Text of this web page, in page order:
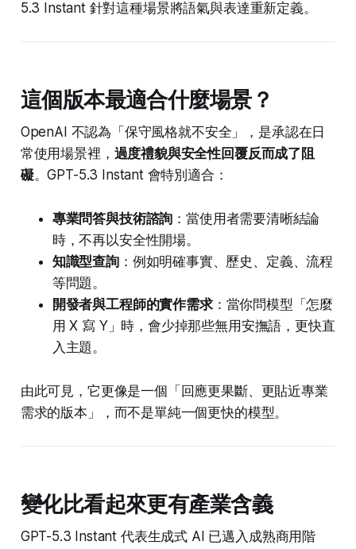
5.3 Instant 針對這種場景將語氣與表達重新定義。
這個版本最適合什麼場景？
OpenAI 不認為「保守風格就不安全」，是承認在日
常使用場景裡， 過度禮貌與安全性回覆反而成了阻
礙。GPT-5.3 Instant 會特別適合：
專業問答與技術諮詢 ：當使用者需要清晰結論
時，不再以安全性開場。
知識型查詢：例如明確事實、歷史、定義、流程
等問題。
開發者與工程師的實作需求：當你問模型「怎麼
用 X 寫 Y」時，會少掉那些無用安撫語，更快直
入主題。
由此可見，它更像是一個「回應更果斷、更貼近專業
需求的版本」，而不是單純一個更快的模型。
變化比看起來更有產業含義
GPT-5.3 Instant 代表生成式 AI 已邁入成熟商用階